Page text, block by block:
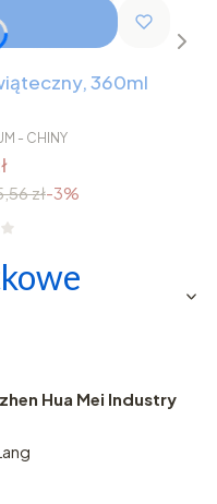
360ml
- CHINY
zł-3%
Hua Mei Industry